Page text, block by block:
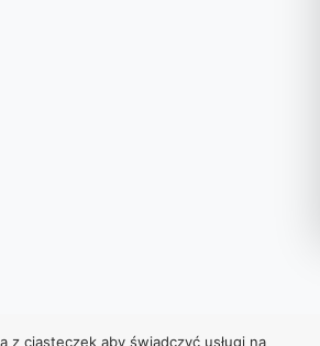
z ciasteczek aby świadczyć usługi na